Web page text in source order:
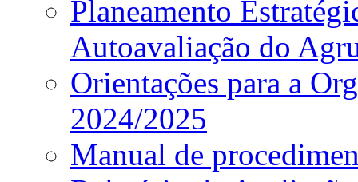
Planeamento
Autoavaliação do
Orientações para a
2024/2025
Manual de